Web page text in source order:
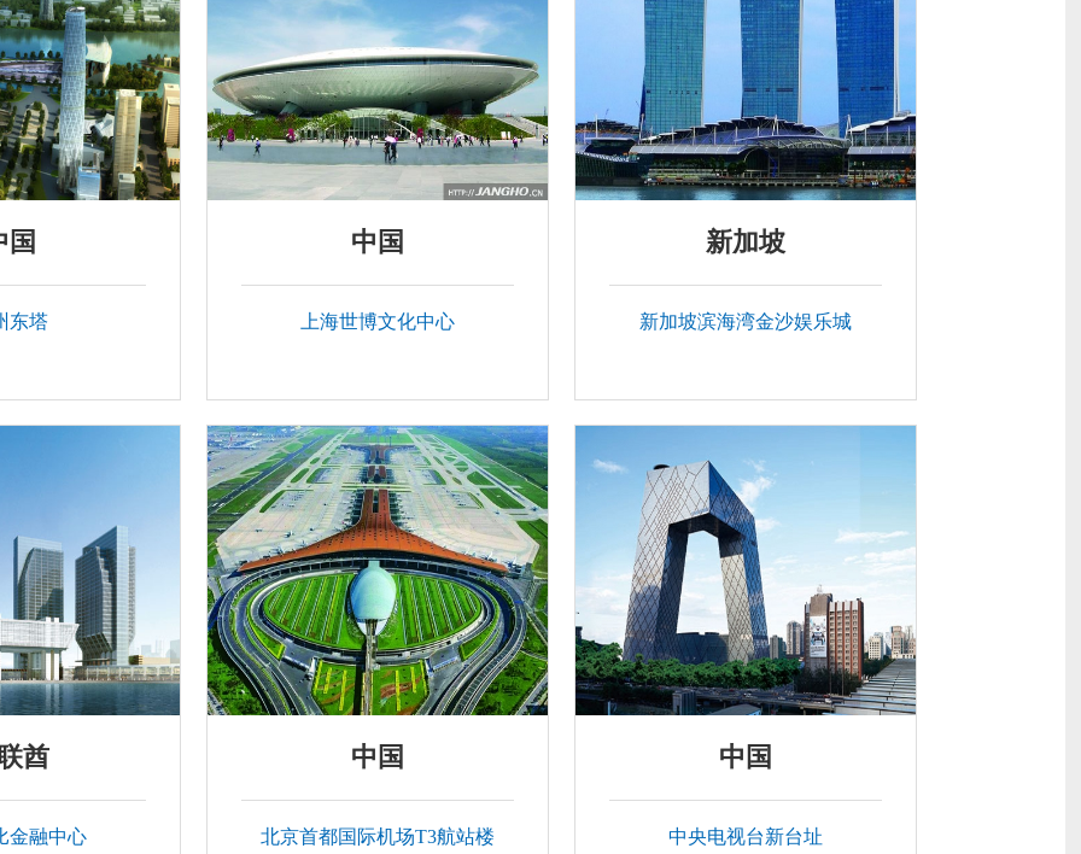
国
东塔
中国
上海世博文化中心
新加坡
新加坡滨海湾金沙娱乐城
酋
金融中心
中国
北京首都国际机场T3航站楼
中国
中央电视台新台址